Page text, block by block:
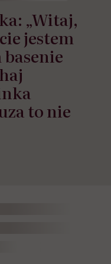
„Witaj,
jestem
to nie